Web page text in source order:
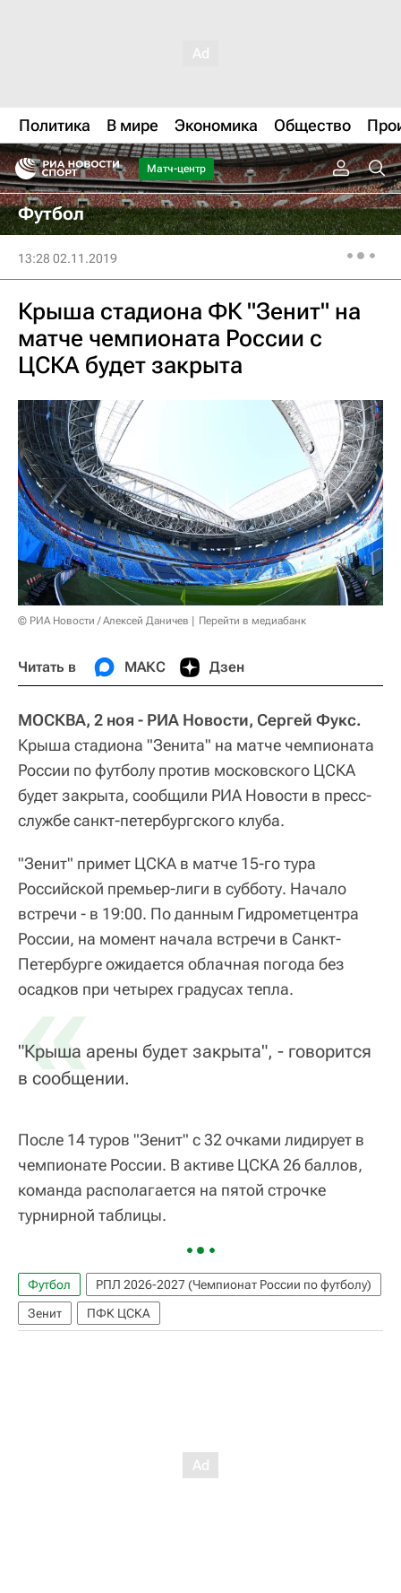
Политика В мире Экономика Общество
Матч-центр
Футбол
13:28 02.11.2019
Крыша стадиона ФК "Зенит" на
матче чемпионата России с
ЦСКА будет закрыта
© РИА Новости / Алексей Даничев Перейти в медиабанк
Читать в МАКС Дзен
МОСКВА, 2 ноя - РИА Новости, Сергей Фукс.
Крыша стадиона "Зенита" на матче чемпионата
России по футболу против московского ЦСКА
будет закрыта, сообщили РИА Новости в пресс-
службе санкт-петербургского клуба.
"Зенит" примет ЦСКА в матче 15-го тура
Российской премьер-лиги в субботу. Начало
встречи - в 19:00. По данным Гидрометцентра
России, на момент начала встречи в Санкт-
Петербурге ожидается облачная погода без
осадков при четырех градусах тепла.
«
"Крыша арены будет закрыта", - говорится
в сообщении.
После 14 туров "Зенит" с 32 очками лидирует в
чемпионате России. В активе ЦСКА 26 баллов,
команда располагается на пятой строчке
турнирной таблицы.
Футбол
РПЛ 2026-2027 (Чемпионат России по футболу)
Зенит
ПФК ЦСКА